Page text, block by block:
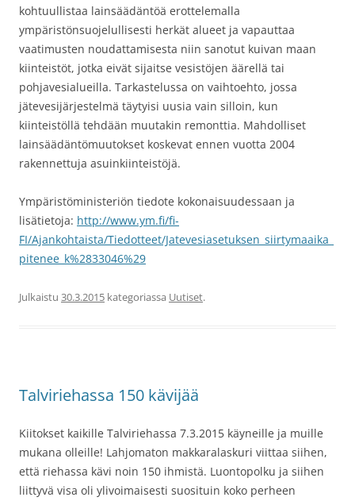
kohtuullistaa lainsäädäntöä erottelemalla
ympäristönsuojelullisesti herkät alueet ja vapauttaa
vaatimusten noudattamisesta niin sanotut kuivan maan
kiinteistöt, jotka eivät sijaitse vesistöjen äärellä tai
pohjavesialueilla. Tarkastelussa on vaihtoehto, jossa
jätevesijärjestelmä täytyisi uusia vain silloin, kun
kiinteistöllä tehdään muutakin remonttia. Mahdolliset
lainsäädäntömuutokset koskevat ennen vuotta 2004
rakennettuja asuinkiinteistöjä.
Ympäristöministeriön tiedote kokonaisuudessaan ja
lisätietoja: http://www.ym.fi/fi-
FI/Ajankohtaista/Tiedotteet/Jatevesiasetuksen_siirtymaaika_
pitenee_k%2833046%29
Julkaistu 30.3.2015 kategoriassa Uutiset.
Talviriehassa 150 kävijää
Kiitokset kaikille Talviriehassa 7.3.2015 käyneille ja muille
mukana olleille! Lahjomaton makkaralaskuri viittaa siihen,
että riehassa kävi noin 150 ihmistä. Luontopolku ja siihen
liittyvä visa oli ylivoimaisesti suosituin koko perheen